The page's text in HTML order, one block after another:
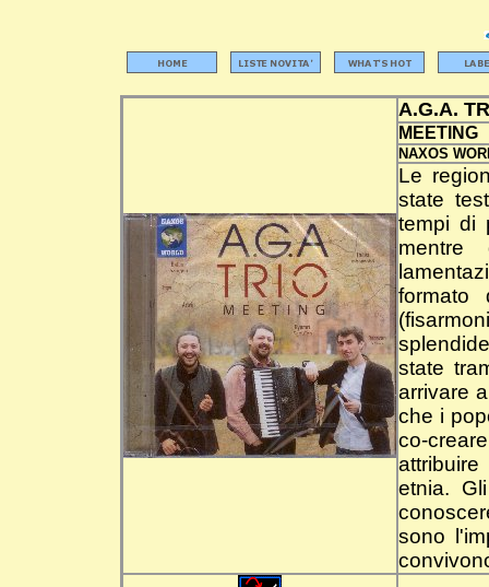
A.G.A.
MEETING
NAXOS
Le
state
tempi di
mentre
formato
state
arrivare
che i
co-
etnia.
sono